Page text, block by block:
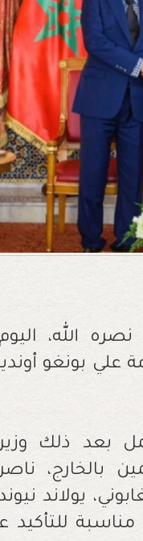
الله، اليوم
علي بونغو
بعد ذلك
بالخارج،
يولاند
مناسبة للتأكيد